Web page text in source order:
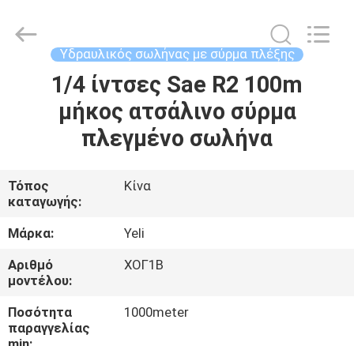
ΣΠΊΤΙ
ΠΡΟΪΌΝΤΑ
ΠΕΡΊΠΟΥ
ΕΜΕΊΣ
ΓΎΡΟΣ
ΕΡΓΟΣΤΑΣΊΩΝ
ΠΟΙΟΤΙΚΌΣ
Developed
ECER
Υδραυλικός σωλήνας με σύρμα πλέξης
1/4 ίντσες Sae R2 100m
μήκος ατσάλινο σύρμα
πλεγμένο σωλήνα
Τόπος
καταγωγής:
Κίνα
Μάρκα:
Yeli
Αριθμό
μοντέλου:
ΧΟΓ1Β
Ποσότητα
παραγγελίας
1000meter